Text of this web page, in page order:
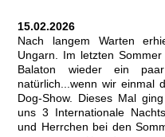
15.02.2026
Nach langem Warten
Ungarn. Im letzten
Balaton wieder ein
natürlich...wenn wir einmal
Dog-Show. Dieses Mal
uns 3 Internationale
und Herrchen bei den